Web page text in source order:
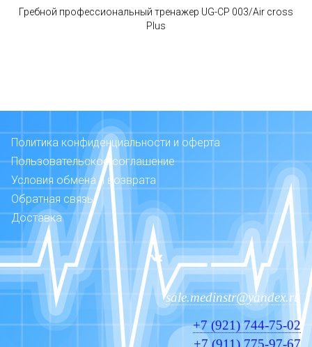
Гребной профессиональный тренажер UG-CP 003/Air cross
Plus
Политика конфиденциальности и оферта
Пользовательское соглашение
Условия обмена и возврата
Обратная связь
Доставка
sale.medinstr@yandex.ru
+7 (921) 744-75-02
+7 (911) 775-97-67